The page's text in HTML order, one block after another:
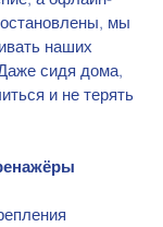
мы
наших
сидя дома,
и не терять